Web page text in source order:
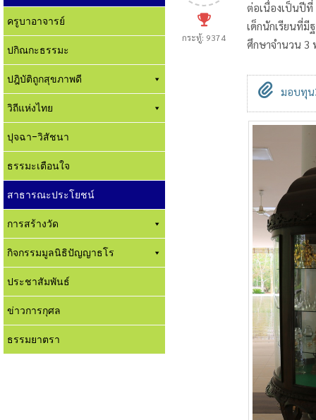
ครูบาอาจารย์
ปกิณกะธรรมะ
ปฎิบัติถูกสุขภาพดี
วิถีแห่งไทย
ปุจฉา-วิสัชนา
ธรรมะเตือนใจ
สาธารณะประโยชน์
การสร้างวัด
กิจกรรมมูลนิธิปัญญาธโร
ประชาสัมพันธ์
ข่าวการกุศล
ธรรมยาตรา
กระทู้: 9374
ต่อเนื่องเป็นปีที่
เด็กนักเรียนที่มี
ศึกษาจำนวน 3
มอบทุน